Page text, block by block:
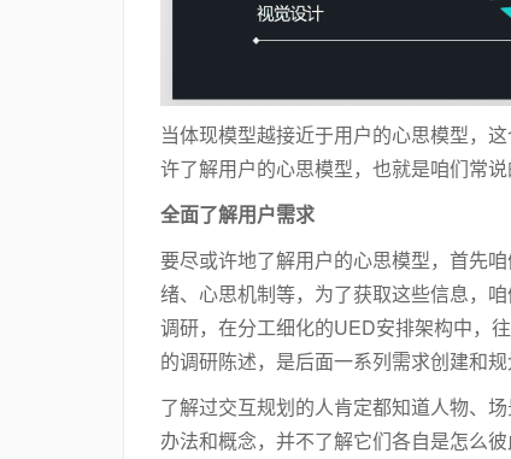
当体现模型越接近于用户的心思模型，
许了解用户的心思模型，也就是咱们常说
全面了解用户需求
要尽或许地了解用户的心思模型，首先
绪、心思机制等，为了获取这些信息，
调研，在分工细化的UED安排架构中，
的调研陈述，是后面一系列需求创建和规
了解过交互规划的人肯定都知道人物、
办法和概念，并不了解它们各自是怎么